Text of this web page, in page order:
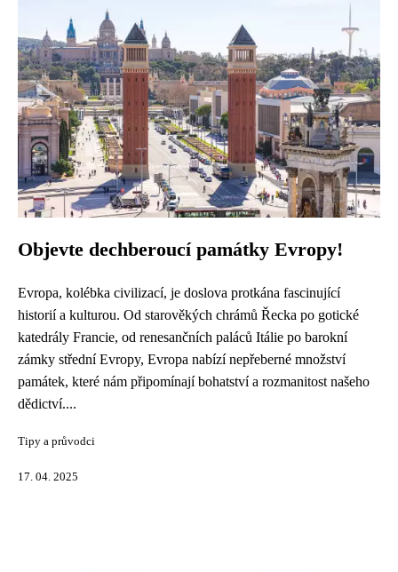
Objevte dechberoucí památky Evropy!
Evropa, kolébka civilizací, je doslova protkána fascinující
historií a kulturou. Od starověkých chrámů Řecka po gotické
katedrály Francie, od renesančních paláců Itálie po barokní
zámky střední Evropy, Evropa nabízí nepřeberné množství
památek, které nám připomínají bohatství a rozmanitost našeho
dědictví....
Tipy a průvodci
17. 04. 2025